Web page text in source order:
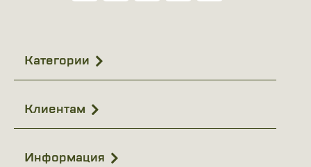
Категории
Клиентам
Информация